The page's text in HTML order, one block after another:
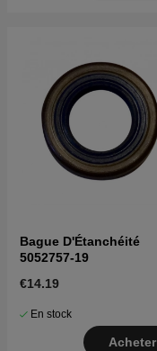
Bague D'Étanchéité
5052757-19
€14.19
En stock
Acheter